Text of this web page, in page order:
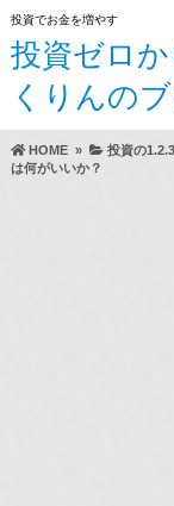
投資でお金を増やす
投資ゼロ
くりんの
HOME» 投資の1.2.3
は何がいいか？